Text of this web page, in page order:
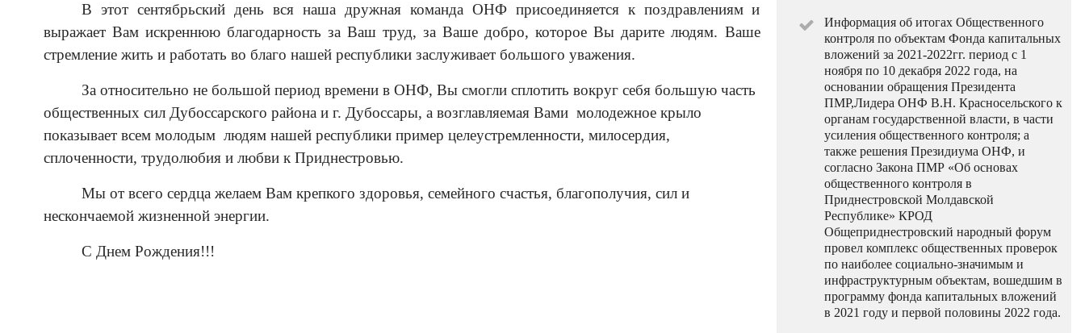
В этот сентябрьский день вся наша дружная команда ОНФ присоединяется к поздравлениям и
выражает Вам искреннюю благодарность за Ваш труд, за Ваше добро, которое Вы дарите людям. Ваше
стремление жить и работать во благо нашей республики заслуживает большого уважения.
За относительно не большой период времени в ОНФ, Вы смогли сплотить вокруг себя большую часть
общественных сил Дубоссарского района и г. Дубоссары, а возглавляемая Вами молодежное крыло
показывает всем молодым людям нашей республики пример целеустремленности, милосердия,
сплоченности, трудолюбия и любви к Приднестровью.
Мы от всего сердца желаем Вам крепкого здоровья, семейного счастья, благополучия, сил и
нескончаемой жизненной энергии.
С Днем Рождения!!!
Информация об итогах Общественного
контроля по объектам Фонда капитальных
вложений за 2021-2022гг. период с 1
ноября по 10 декабря 2022 года, на
основании обращения Президента
ПМР,Лидера ОНФ В.Н. Красносельского к
органам государственной власти, в части
усиления общественного контроля; а
также решения Президиума ОНФ, и
согласно Закона ПМР «Об основах
общественного контроля в
Приднестровской Молдавской
Республике» КРОД
Общеприднестровский народный форум
провел комплекс общественных проверок
по наиболее социально-значимым и
инфраструктурным объектам, вошедшим в
программу фонда капитальных вложений
в 2021 году и первой половины 2022 года.